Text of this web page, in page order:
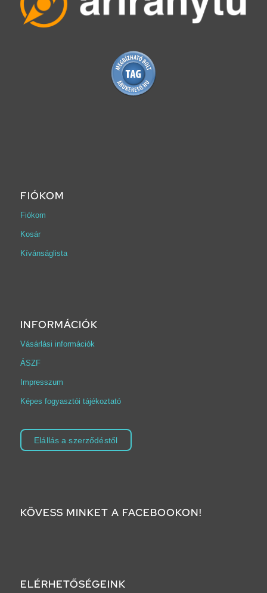
FIÓKOM
Fiókom
Kosár
Kívánságlista
INFORMÁCIÓK
Vásárlási információk
ÁSZF
Impresszum
Képes fogyasztói tájékoztató
Elállás a szerződéstől
KÖVESS MINKET A FACEBOOKON!
ELÉRHETŐSÉGEINK